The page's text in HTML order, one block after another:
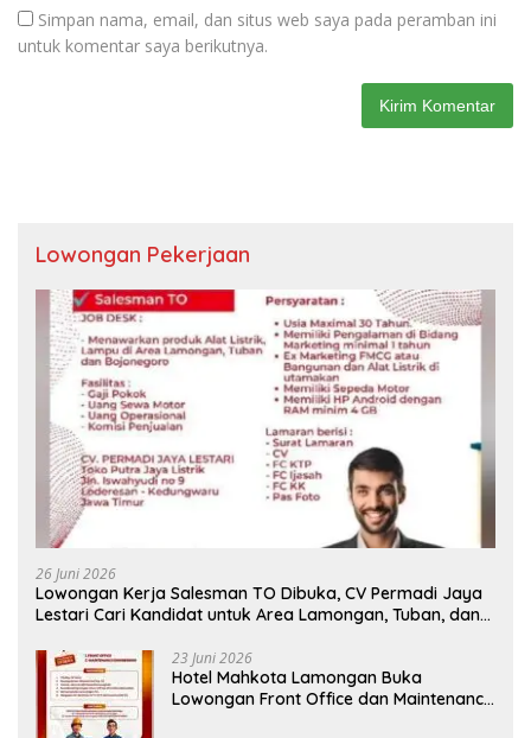
Simpan nama, email, dan situs web saya pada peramban ini
untuk komentar saya berikutnya.
Lowongan Pekerjaan
26 Juni 2026
Lowongan Kerja Salesman TO Dibuka, CV Permadi Jaya
Lestari Cari Kandidat untuk Area Lamongan, Tuban, dan
23 Juni 2026
Hotel Mahkota Lamongan Buka
Lowongan Front Office dan Maintenance